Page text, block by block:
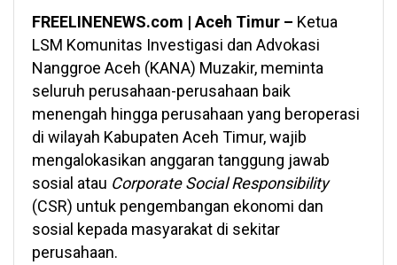
FREELINENEWS.com | Aceh Timur – Ketua
LSM Komunitas Investigasi dan Advokasi
Nanggroe Aceh (KANA) Muzakir, meminta
seluruh perusahaan-perusahaan baik
menengah hingga perusahaan yang beroperasi
di wilayah Kabupaten Aceh Timur, wajib
mengalokasikan anggaran tanggung jawab
sosial atau Corporate Social Responsibility
(CSR) untuk pengembangan ekonomi dan
sosial kepada masyarakat di sekitar
perusahaan.